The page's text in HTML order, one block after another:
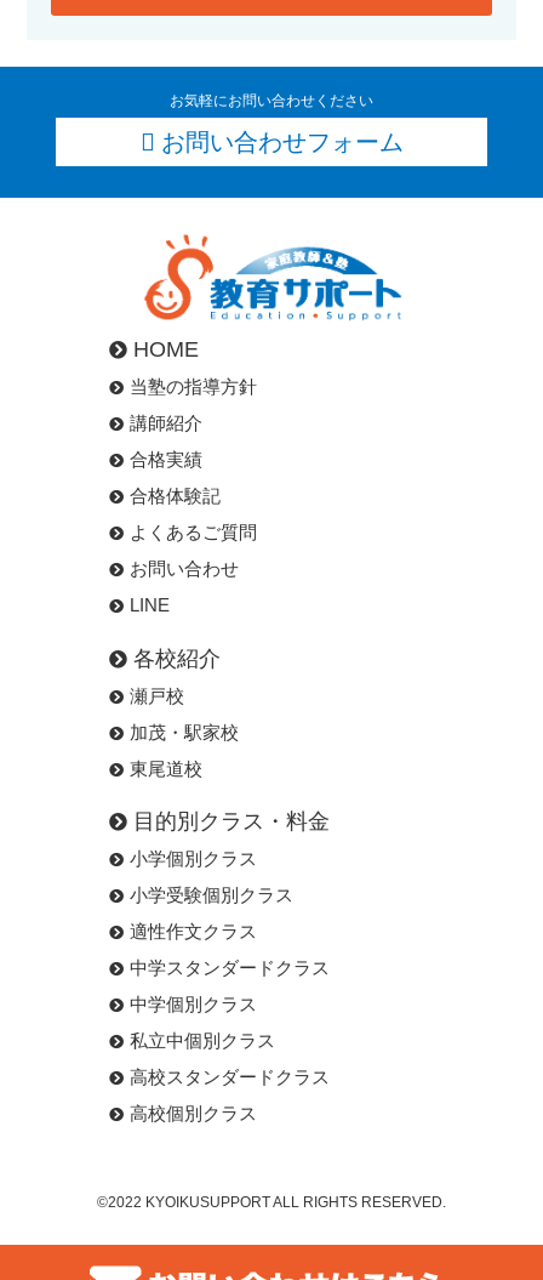
お気軽にお問い合わせください
お問い合わせフォーム
HOME
当塾の指導方針
講師紹介
合格実績
合格体験記
よくあるご質問
お問い合わせ
LINE
各校紹介
瀬戸校
加茂・駅家校
東尾道校
目的別クラス・料金
小学個別クラス
小学受験個別クラス
適性作文クラス
中学スタンダードクラス
中学個別クラス
私立中個別クラス
高校スタンダードクラス
高校個別クラス
©2022 KYOIKUSUPPORT ALL RIGHTS RESERVED.